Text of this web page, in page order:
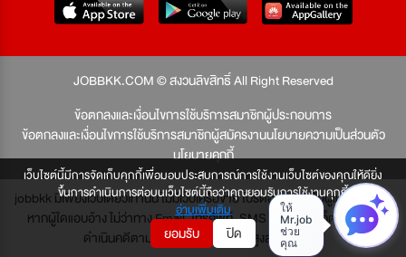
เว็บไซต์นี้มีการจัดเก็บคุกกี้เพื่อมอบประสบการณ์การใช้งานเว็บไซต์ของคุณให้ดียิ่ง
ขึ้นการดำเนินการต่อบนเว็บไซต์นี้ถือว่าคุณยอมรับการใช้งานคุกกี้
อ่านเพิ่มเติม
ยอมรับ ปิด
JOBBKK.COM © สงวนลิขสิทธิ์ All Right Reserved
ข้อตกลงและเงื่อนไขการใช้บริการสมาชิกผู้ประกอบการ
ข้อตกลงและเงื่อนไขการใช้บริการสมาชิกผู้สมัครงานนโยบายความเป็นส่วนตัว
นโยบายคุกกี้
jobbkk มีเพียงเว็บเดียวเท่านั้น ไม่มีเว็บเครือข่าย โปรดอย่าหลงเชื่อผู้แอบอ้าง และ
หากผู้ใดแอบอ้าง ไม่ว่าทาง Email, โทรศัพท์, SMS หรือทางใดก็ตาม จะถูก
ดำเนินคดีตามที่กฎหมายบัญญัติไว้สูงสุด